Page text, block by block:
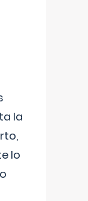
la
lo